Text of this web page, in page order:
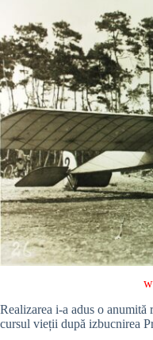
Realizarea i-a adus o anumită
cursul vieții după izbucnirea